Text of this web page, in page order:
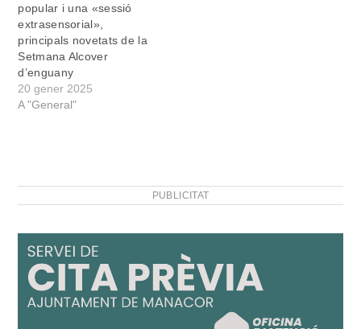
popular i una «sessió
extrasensorial»,
principals novetats de la
Setmana Alcover
d’enguany
20 gener 2025
A "General"
PUBLICITAT